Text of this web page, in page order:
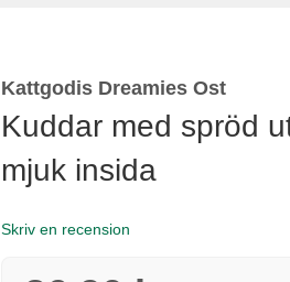
Kattgodis Dreamies Ost
Kuddar med spröd
mjuk insida
Skriv en recension